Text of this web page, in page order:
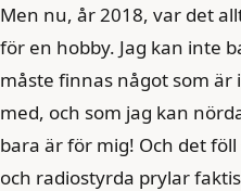
Men nu, år 2018, var det
för en hobby. Jag kan inte
måste finnas något som
med, och som jag kan
bara är för mig! Och det
och radiostyrda prylar